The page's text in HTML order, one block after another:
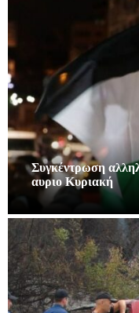
Συγκέντρωση
αυριο Κυριακή